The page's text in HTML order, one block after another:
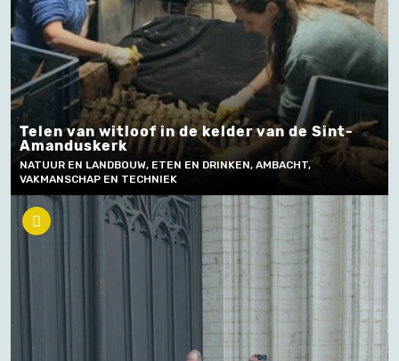
Telen van witloof in de kelder van de Sint-
Amanduskerk
NATUUR EN LANDBOUW, ETEN EN DRINKEN, AMBACHT,
VAKMANSCHAP EN TECHNIEK